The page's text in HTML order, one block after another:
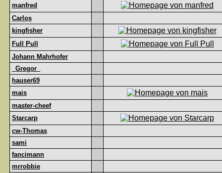
manfred
Carlos
kingfisher
Full Pull
Johann Mahrhofer
_Gregor_
hauser69
mais
master-cheef
Starcarp
cw-Thomas
sami
fancimann
mrrobbie